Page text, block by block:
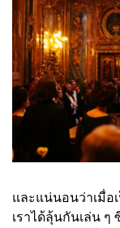
และแน่นอนว่าเมื่อ
เราได้ลุ้นกันเล่น ๆ